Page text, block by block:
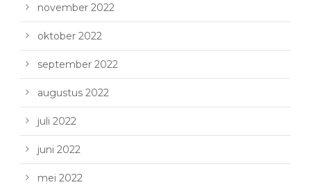
november 2022
oktober 2022
september 2022
augustus 2022
juli 2022
juni 2022
mei 2022